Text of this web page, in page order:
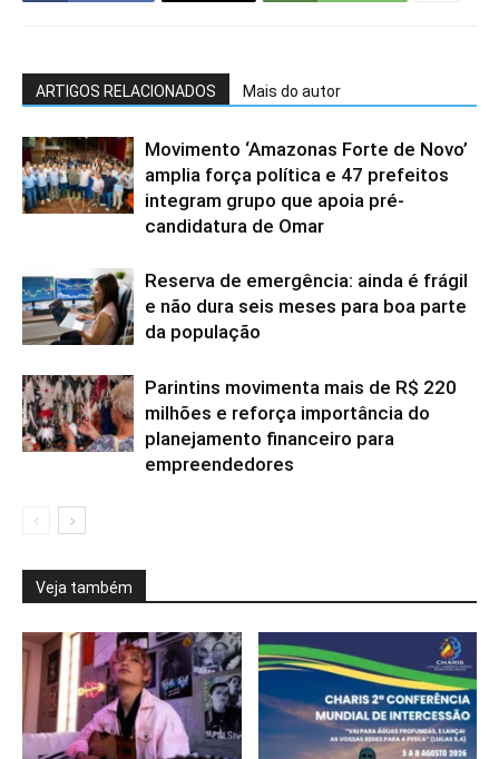
ARTIGOS RELACIONADOS Mais do autor
Movimento ‘Amazonas Forte de Novo’
amplia força política e 47 prefeitos
integram grupo que apoia pré-
candidatura de Omar
Reserva de emergência: ainda é frágil
e não dura seis meses para boa parte
da população
Parintins movimenta mais de R$ 220
milhões e reforça importância do
planejamento financeiro para
empreendedores
Veja também